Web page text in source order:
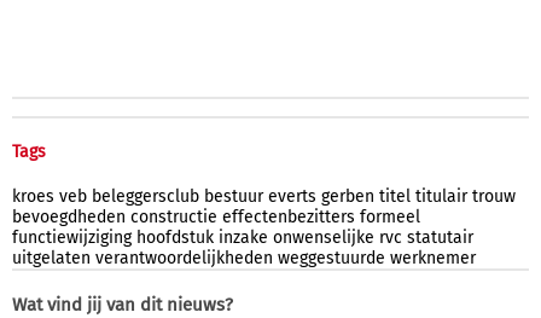
Tags
kroes veb beleggersclub bestuur everts gerben titel titulair trouw
bevoegdheden constructie effectenbezitters formeel
functiewijziging hoofdstuk inzake onwenselijke rvc statutair
uitgelaten verantwoordelijkheden weggestuurde werknemer
Wat vind jij van dit nieuws?